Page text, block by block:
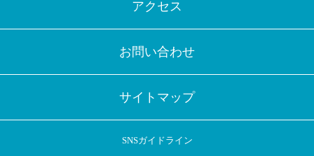
アクセス
お問い合わせ
サイトマップ
SNSガイドライン